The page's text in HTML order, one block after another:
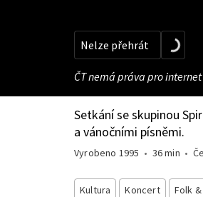
Nelze přehrát
ČT nemá práva pro internet
Setkání se skupinou
a vánočními písněmi.
Vyrobeno 1995 • 36 min •
Kultura Koncert Folk